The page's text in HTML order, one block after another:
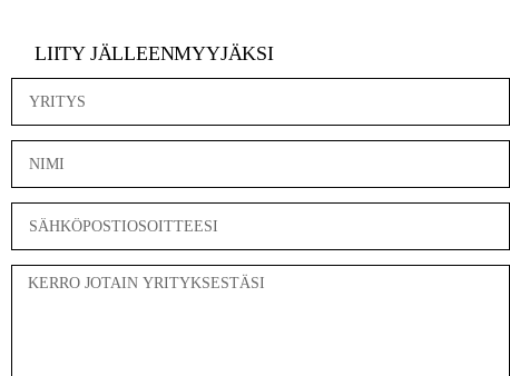
LIITY JÄLLEENMYYJÄKSI